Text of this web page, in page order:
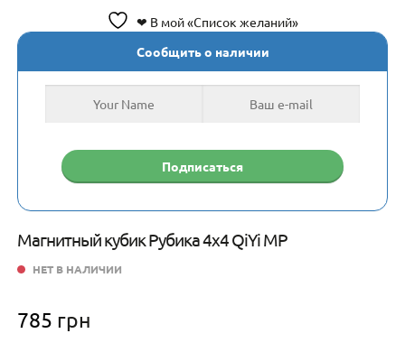
❤ В мой «Список желаний»
Магнитный кубик Рубика 4х4 QiYi MP
785 грн
НЕТ В НАЛИЧИИ
Сообщить о наличии